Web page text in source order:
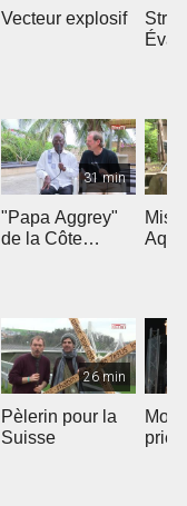
Vecteur explosif
31 min
"Papa Aggrey"
de la Côte
26 min
Pèlerin pour la
Suisse